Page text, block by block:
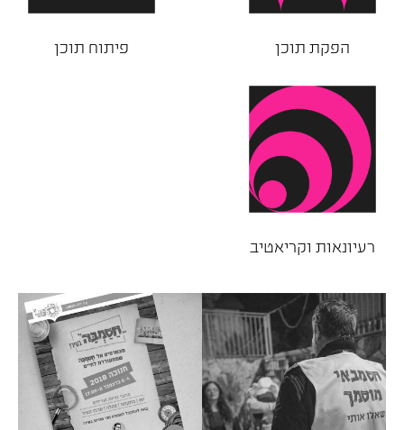
הפקת תוכן פיתוח תוכן
רעיונאות וקריאטיב